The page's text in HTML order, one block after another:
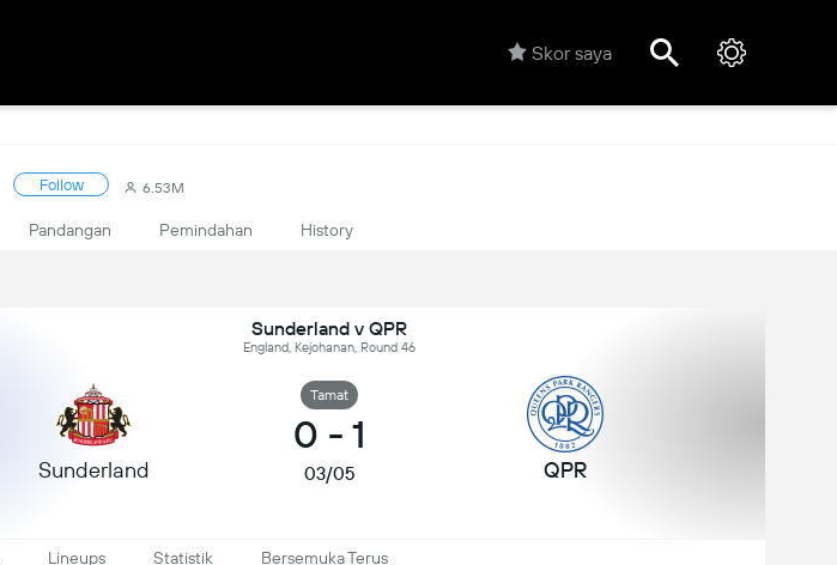
Skor saya
Follow 6.53M
Pandangan Pemindahan History
Sunderland v QPR
England, Kejohanan, Round 46
Sunderland
Tamat
0 - 1
03/05 QPR
Lineups Statistik Bersemuka Terus